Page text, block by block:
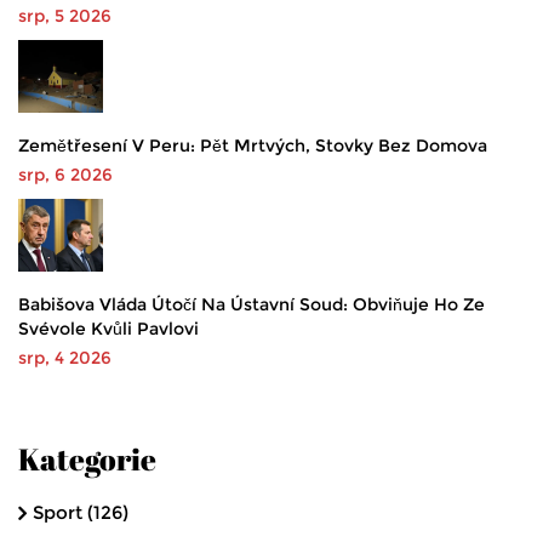
srp, 5 2026
Zemětřesení V Peru: Pět Mrtvých, Stovky Bez Domova
srp, 6 2026
Babišova Vláda Útočí Na Ústavní Soud: Obviňuje Ho Ze
Svévole Kvůli Pavlovi
srp, 4 2026
Kategorie
Sport (126)